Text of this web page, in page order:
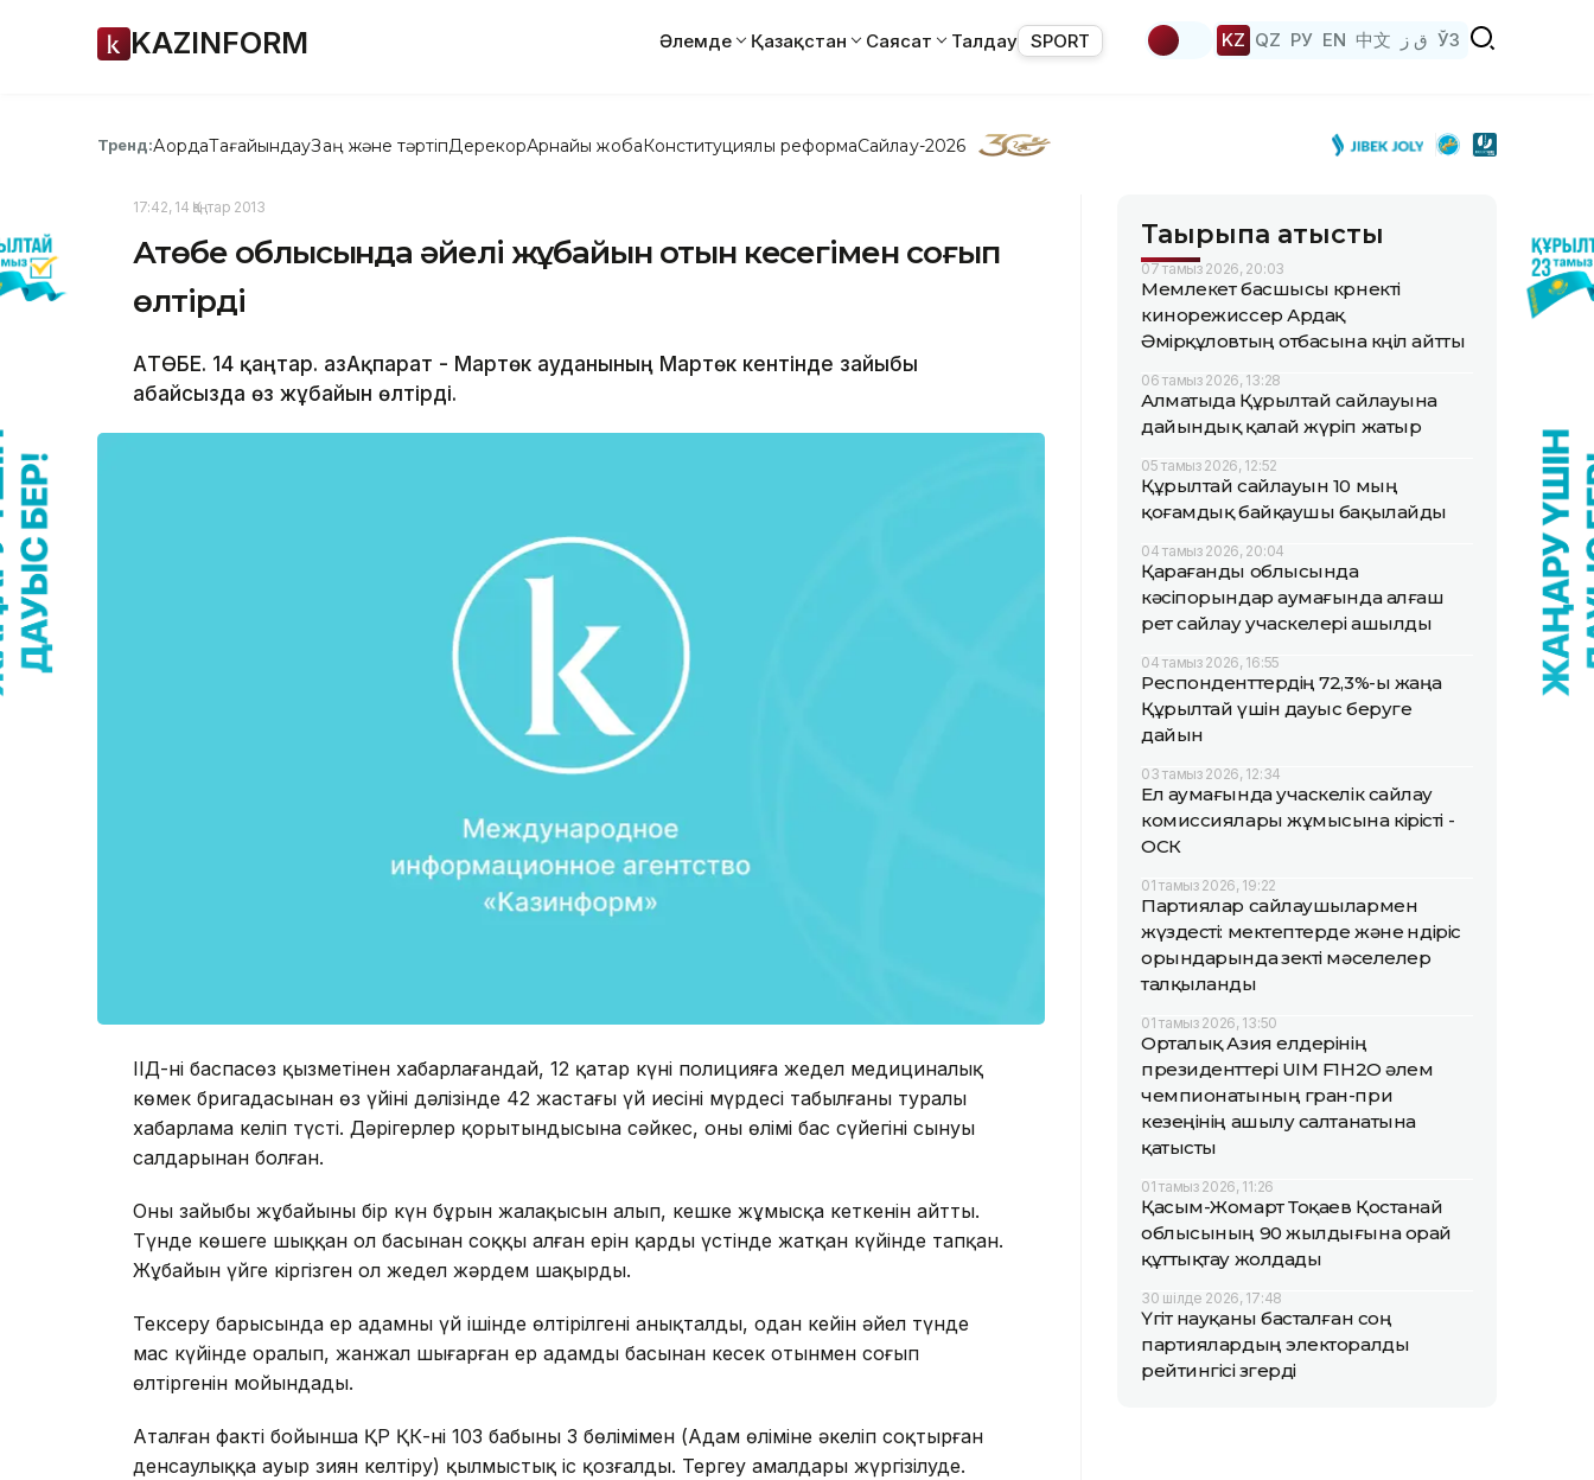
KAZINFORM Әлемде Қазақстан Саясат Талдау SPORT KZ QZ РУ EN 中文 ق ز ЎЗ
Тренд:АқордаТағайындауЗаң және тәртіпДерекқорАрнайы жобаКонституциялық реформаСайлау-2026
17:42, 14 Қаңтар 2013
Ақтөбе облысында әйелі жұбайын отын кесегімен соғып
өлтірді
АҚТӨБЕ. 14 қаңтар. ҚазАқпарат - Мартөк ауданының Мартөк кентінде зайыбы
абайсызда өз жұбайын өлтірді.
ІІД-нің баспасөз қызметінен хабарлағандай, 12 қаңтар күні полицияға жедел медициналық
көмек бригадасынан өз үйінің дәлізінде 42 жастағы үй иесінің мүрдесі табылғаны туралы
хабарлама келіп түсті. Дәрігерлер қорытындысына сәйкес, оның өлімі бас сүйегінің сынуы
салдарынан болған.
Оның зайыбы жұбайының бір күн бұрын жалақысын алып, кешке жұмысқа кеткенін айтты.
Түнде көшеге шыққан ол басынан соққы алған ерін қардың үстінде жатқан күйінде тапқан.
Жұбайын үйге кіргізген ол жедел жәрдем шақырды.
Тексеру барысында ер адамның үй ішінде өлтірілгені анықталды, одан кейін әйел түнде
мас күйінде оралып, жанжал шығарған ер адамды басынан кесек отынмен соғып
өлтіргенін мойындады.
Аталған факті бойынша ҚР ҚК-нің 103 бабының 3 бөлімімен (Адам өліміне әкеліп соқтырған
денсаулыққа ауыр зиян келтіру) қылмыстық іс қозғалды. Тергеу амалдары жүргізілуде.
Тақырыпқа қатысты
07 тамыз 2026, 20:03
Мемлекет басшысы көрнекті
кинорежиссер Ардақ
Әмірқұловтың отбасына көңіл айтты
06 тамыз 2026, 13:28
Алматыда Құрылтай сайлауына
дайындық қалай жүріп жатыр
05 тамыз 2026, 12:52
Құрылтай сайлауын 10 мың
қоғамдық байқаушы бақылайды
04 тамыз 2026, 20:04
Қарағанды облысында
кәсіпорындар аумағында алғаш
рет сайлау учаскелері ашылды
04 тамыз 2026, 16:55
Респонденттердің 72,3%-ы жаңа
Құрылтай үшін дауыс беруге
дайын
03 тамыз 2026, 12:34
Ел аумағында учаскелік сайлау
комиссиялары жұмысына кірісті -
ОСК
01 тамыз 2026, 19:22
Партиялар сайлаушылармен
жүздесті: мектептерде және өндіріс
орындарында өзекті мәселелер
талқыланды
01 тамыз 2026, 13:50
Орталық Азия елдерінің
президенттері UIM F1H2O әлем
чемпионатының гран-при
кезеңінің ашылу салтанатына
қатысты
01 тамыз 2026, 11:26
Қасым-Жомарт Тоқаев Қостанай
облысының 90 жылдығына орай
құттықтау жолдады
30 шілде 2026, 17:48
Үгіт науқаны басталған соң
партиялардың электоралды
рейтингісі өзгерді